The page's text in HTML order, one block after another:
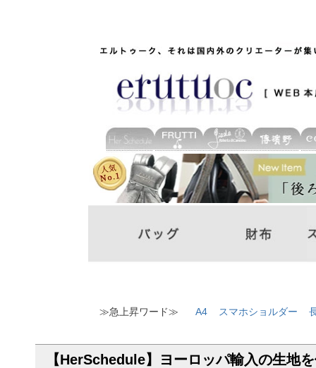
≫急上昇ワード≫ A4 スマホショルダー
【HerSchedule】ヨーロッパ輸入の生